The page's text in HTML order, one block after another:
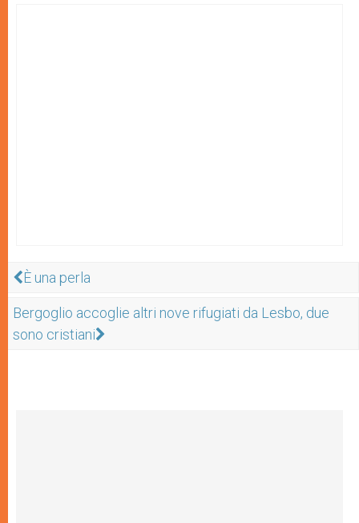
È una perla
Bergoglio accoglie altri nove rifugiati da Lesbo, due
sono cristiani